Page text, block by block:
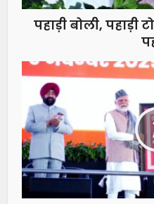
पहाड़ी बोली, पहाड़ी